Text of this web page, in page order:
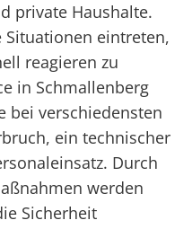
private Haushalte.
Situationen eintreten,
reagieren zu
in Schmallenberg
bei verschiedensten
ein technischer
Durch
werden
Sicherheit